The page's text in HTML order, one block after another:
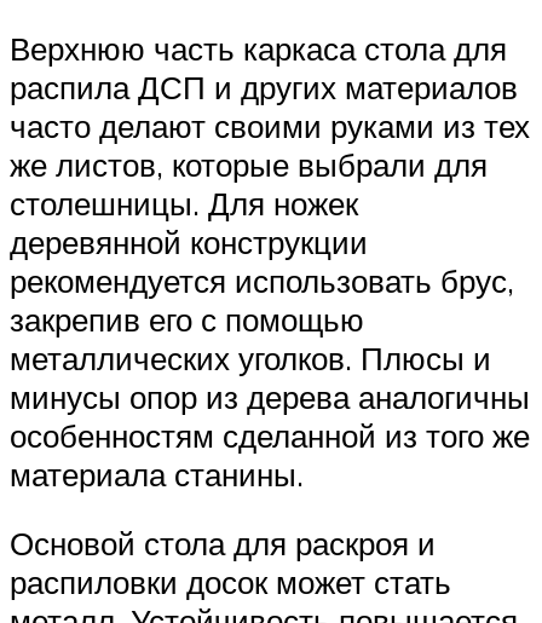
Верхнюю часть каркаса стола для
распила ДСП и других материалов
часто делают своими руками из тех
же листов, которые выбрали для
столешницы. Для ножек
деревянной конструкции
рекомендуется использовать брус,
закрепив его с помощью
металлических уголков. Плюсы и
минусы опор из дерева аналогичны
особенностям сделанной из того же
материала станины.
Основой стола для раскроя и
распиловки досок может стать